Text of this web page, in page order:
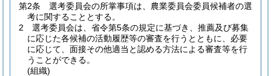
第2条
選考委員会の所掌事項は、農業委員会委員候補者の選
考に関することとする。
2
選考委員会は、省令第5条の規定に基づき、推薦及び募集
に応じた各候補の活動履歴等の審査を行うとともに、必要
に応じて、面接その他適当と認める方法による審査等を行
うことができる。
(組織)